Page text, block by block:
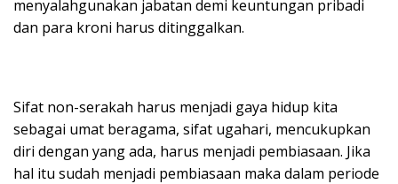
menyalahgunakan jabatan demi keuntungan pribadi
dan para kroni harus ditinggalkan.
Sifat non-serakah harus menjadi gaya hidup kita
sebagai umat beragama, sifat ugahari, mencukupkan
diri dengan yang ada, harus menjadi pembiasaan. Jika
hal itu sudah menjadi pembiasaan maka dalam periode